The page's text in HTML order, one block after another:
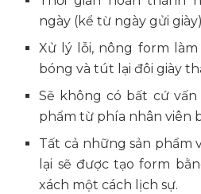
ngày (kể từ ngày gửi
Xử lý lỗi, nông form
bóng và tút lại đôi giày
Sẽ không có bất cứ
phẩm từ phía nhân viên
Tất cả những sản phẩm
lại sẽ được tạo form
xách một cách lịch sự.